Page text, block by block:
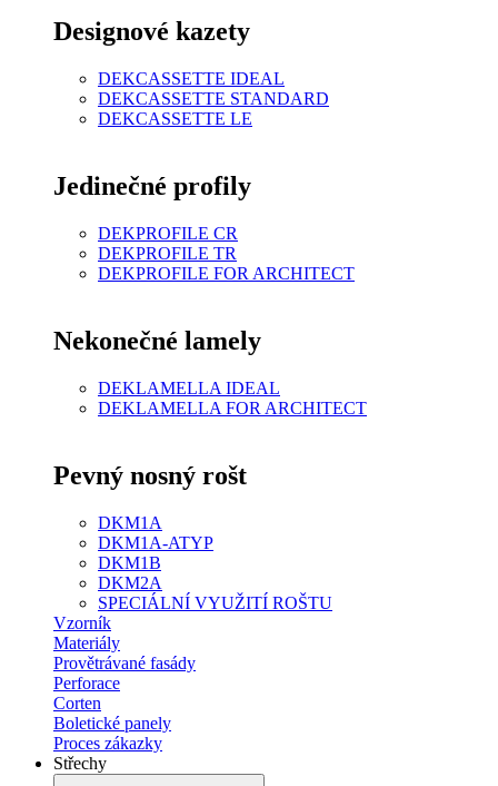
Designové kazety
DEKCASSETTE IDEAL
DEKCASSETTE STANDARD
DEKCASSETTE LE
Jedinečné profily
DEKPROFILE CR
DEKPROFILE TR
DEKPROFILE FOR ARCHITECT
Nekonečné lamely
DEKLAMELLA IDEAL
DEKLAMELLA FOR ARCHITECT
Pevný nosný rošt
DKM1A
DKM1A-ATYP
DKM1B
DKM2A
SPECIÁLNÍ VYUŽITÍ ROŠTU
Vzorník
Materiály
Provětrávané fasády
Perforace
Corten
Boletické panely
Proces zákazky
Střechy